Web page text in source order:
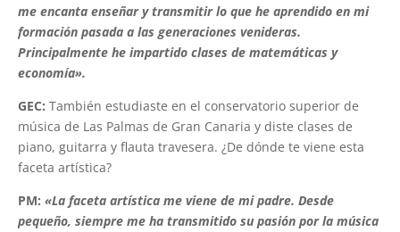
me encanta enseñar y transmitir lo que he aprendido en mi
formación pasada a las generaciones venideras.
Principalmente he impartido clases de matemáticas y
economía».
GEC: También estudiaste en el conservatorio superior de
música de Las Palmas de Gran Canaria y diste clases de
piano, guitarra y flauta travesera. ¿De dónde te viene esta
faceta artística?
PM: «La faceta artística me viene de mi padre. Desde
pequeño, siempre me ha transmitido su pasión por la música